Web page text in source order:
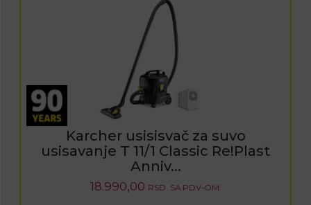
Karcher usisisvač za suvo
usisavanje T 11/1 Classic Re!Plast
Anniv...
18.990,00 RSD. SA PDV-OM.